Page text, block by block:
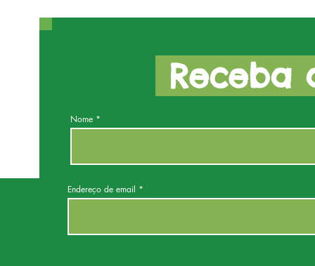
Receba
Nome
Endereço de email